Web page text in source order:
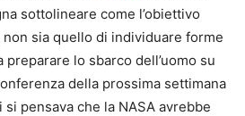
sottolineare come l’obiettivo
sia quello di individuare forme
lo sbarco dell’uomo su
della prossima settimana
pensava che la NASA avrebbe